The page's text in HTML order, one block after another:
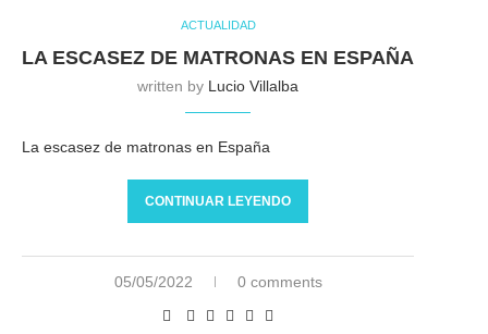
ACTUALIDAD
LA ESCASEZ DE MATRONAS EN ESPAÑA
written by Lucio Villalba
La escasez de matronas en España
CONTINUAR LEYENDO
05/05/2022 0 comments